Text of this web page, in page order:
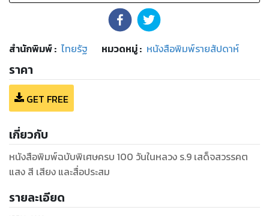
สำนักพิมพ์: ไทยรัฐ หมวดหมู่: หนังสือพิมพ์รายสัปดาห์
ราคา
GET FREE
เกี่ยวกับ
หนังสือพิมพ์ฉบับพิเศษครบ 100 วันในหลวง ร.9 เสด็จสวรรคต
แสง สี เสียง และสื่อประสม
รายละเอียด